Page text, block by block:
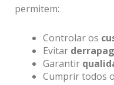
permitem:
Controlar os
Evitar
Garantir
Cumprir todos